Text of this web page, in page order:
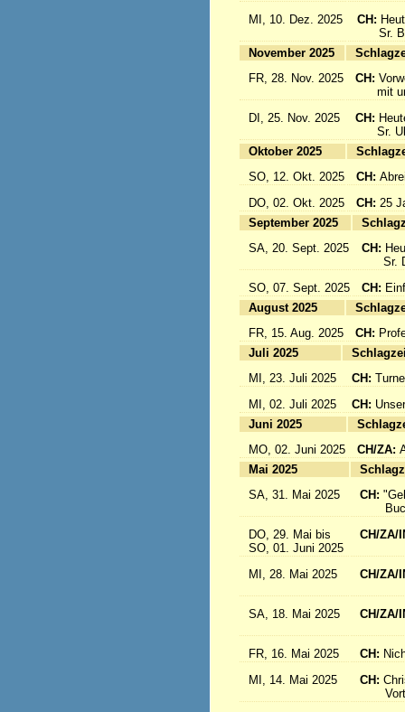
MI, 10. Dez. 2025
CH:
Sr.
November 2025
FR, 28. Nov. 2025
CH:
mit
DI, 25. Nov. 2025
CH:
Sr.
Oktober 2025
SO, 12. Okt. 2025
CH:
DO, 02. Okt. 2025
CH: 25
September 2025
SA, 20. Sept. 2025
CH:
Sr.
SO, 07. Sept. 2025
CH:
August 2025
FR, 15. Aug. 2025
CH:
Juli 2025
MI, 23. Juli 2025
CH:
MI, 02. Juli 2025
CH:
Juni 2025
MO, 02. Juni 2025
CH/ZA:
Mai 2025
SA, 31. Mai 2025
CH:
DO, 29. Mai bis
SO, 01. Juni 2025
CH/ZA/
MI, 28. Mai 2025
CH/ZA/
SA, 18. Mai 2025
CH/ZA/
FR, 16. Mai 2025
CH:
MI, 14. Mai 2025
CH: